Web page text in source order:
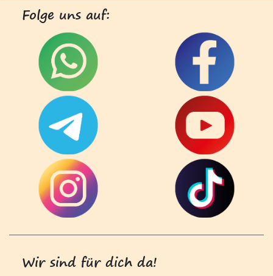
Folge uns auf:
Wir sind für dich da!